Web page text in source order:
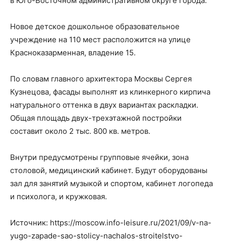
Новое детское дошкольное образовательное
учреждение на 110 мест расположится на улице
Красноказарменная, владение 15.
По словам главного архитектора Москвы Сергея
Кузнецова, фасады выполнят из клинкерного кирпича
натурального оттенка в двух вариантах раскладки.
Общая площадь двух-трехэтажной постройки
составит около 2 тыс. 800 кв. метров.
Внутри предусмотрены групповые ячейки, зона
столовой, медицинский кабинет. Будут оборудованы
зал для занятий музыкой и спортом, кабинет логопеда
и психолога, и кружковая.
Источник: https://moscow.info-leisure.ru/2021/09/v-na-
yugo-zapade-sao-stolicy-nachalos-stroitelstvo-